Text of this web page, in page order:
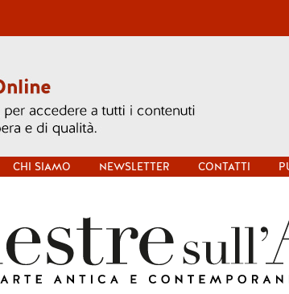
CHI SIAMO NEWSLETTER CONTATTI